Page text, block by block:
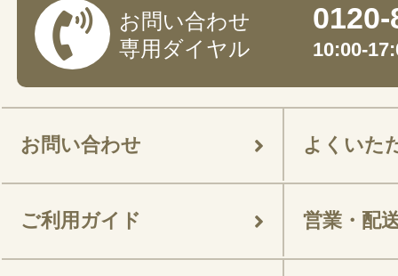
お問い合わせ
専用ダイヤル
10:00-
お問い合わせ よくいた
ご利用ガイド 営業・配